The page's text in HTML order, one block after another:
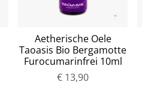
Aetherische Oele
Taoasis Bio Bergamotte
Furocumarinfrei 10ml
€ 13,90